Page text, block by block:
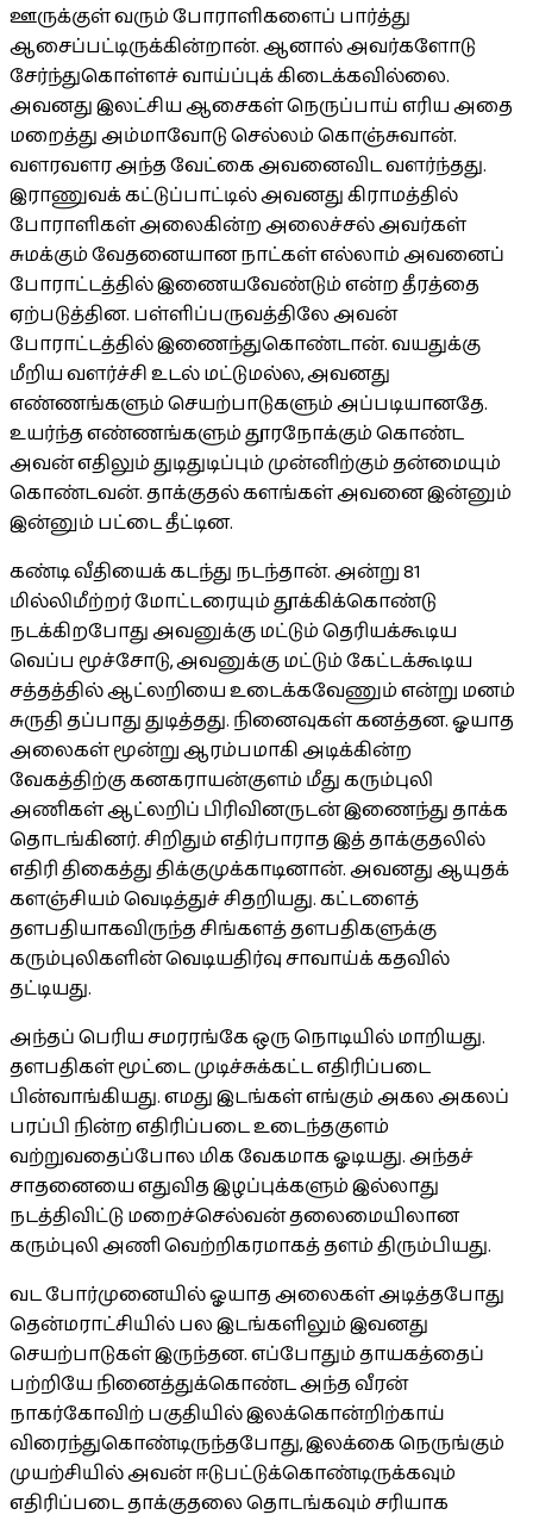
ஊருக்குள் வரும் போராளிகளைப் பார்த்து
ஆசைப்பட்டிருக்கின்றான். ஆனால் அவர்களோடு
சேர்ந்துகொள்ளச் வாய்ப்புக் கிடைக்கவில்லை.
அவனது இலட்சிய ஆசைகள் நெருப்பாய் எரிய அதை
மறைத்து அம்மாவோடு செல்லம் கொஞ்சுவான்.
வளரவளர அந்த வேட்கை அவனைவிட வளர்ந்தது.
இராணுவக் கட்டுப்பாட்டில் அவனது கிராமத்தில்
போராளிகள் அலைகின்ற அலைச்சல் அவர்கள்
சுமக்கும் வேதனையான நாட்கள் எல்லாம் அவனைப்
போராட்டத்தில் இணையவேண்டும் என்ற தீரத்தை
ஏற்படுத்தின. பள்ளிப்பருவத்திலே அவன்
போராட்டத்தில் இணைந்துகொண்டான். வயதுக்கு
மீறிய வளர்ச்சி உடல் மட்டுமல்ல, அவனது
எண்ணங்களும் செயற்பாடுகளும் அப்படியானதே.
உயர்ந்த எண்ணங்களும் தூரநோக்கும் கொண்ட
அவன் எதிலும் துடிதுடிப்பும் முன்னிற்கும் தன்மையும்
கொண்டவன். தாக்குதல் களங்கள் அவனை இன்னும்
இன்னும் பட்டை தீட்டின.
கண்டி வீதியைக் கடந்து நடந்தான். அன்று 81
மில்லிமீற்றர் மோட்டரையும் தூக்கிக்கொண்டு
நடக்கிறபோது அவனுக்கு மட்டும் தெரியக்கூடிய
வெப்ப மூச்சோடு, அவனுக்கு மட்டும் கேட்டக்கூடிய
சத்தத்தில் ஆட்லறியை உடைக்கவேணும் என்று மனம்
சுருதி தப்பாது துடித்தது. நினைவுகள் கனத்தன. ஓயாத
அலைகள் மூன்று ஆரம்பமாகி அடிக்கின்ற
வேகத்திற்கு கனகராயன்குளம் மீது கரும்புலி
அணிகள் ஆட்லறிப் பிரிவினருடன் இணைந்து தாக்க
தொடங்கினர். சிறிதும் எதிர்பாராத இத் தாக்குதலில்
எதிரி திகைத்து திக்குமுக்காடினான். அவனது ஆயுதக்
களஞ்சியம் வெடித்துச் சிதறியது. கட்டளைத்
தளபதியாகவிருந்த சிங்களத் தளபதிகளுக்கு
கரும்புலிகளின் வெடியதிர்வு சாவாய்க் கதவில்
தட்டியது.
அந்தப் பெரிய சமரரங்கே ஒரு நொடியில் மாறியது.
தளபதிகள் மூட்டை முடிச்சுக்கட்ட எதிரிப்படை
பின்வாங்கியது. எமது இடங்கள் எங்கும் அகல அகலப்
பரப்பி நின்ற எதிரிப்படை உடைந்தகுளம்
வற்றுவதைப்போல மிக வேகமாக ஓடியது. அந்தச்
சாதனையை எதுவித இழப்புக்களும் இல்லாது
நடத்திவிட்டு மறைச்செல்வன் தலைமையிலான
கரும்புலி அணி வெற்றிகரமாகத் தளம் திரும்பியது.
வட போர்முனையில் ஓயாத அலைகள் அடித்தபோது
தென்மராட்சியில் பல இடங்களிலும் இவனது
செயற்பாடுகள் இருந்தன. எப்போதும் தாயகத்தைப்
பற்றியே நினைத்துக்கொண்ட அந்த வீரன்
நாகர்கோவிற் பகுதியில் இலக்கொன்றிற்காய்
விரைந்துகொண்டிருந்தபோது, இலக்கை நெருங்கும்
முயற்சியில் அவன் ஈடுபட்டுக்கொண்டிருக்கவும்
எதிரிப்படை தாக்குதலை தொடங்கவும் சரியாக